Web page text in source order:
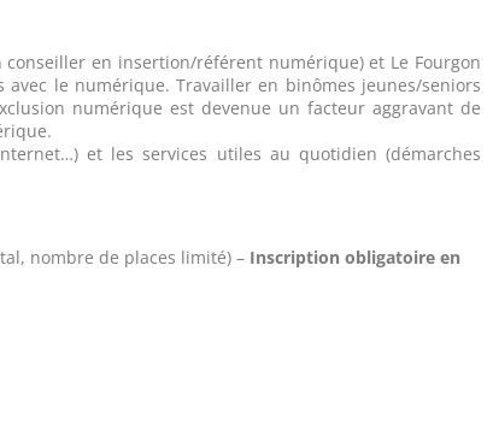
conseiller en insertion/référent numérique) et Le Fourgon
le numérique. Travailler en binômes jeunes/seniors
numérique est devenue un facteur aggravant de
et les services utiles au quotidien (démarches
nombre de places limité) – Inscription obligatoire en